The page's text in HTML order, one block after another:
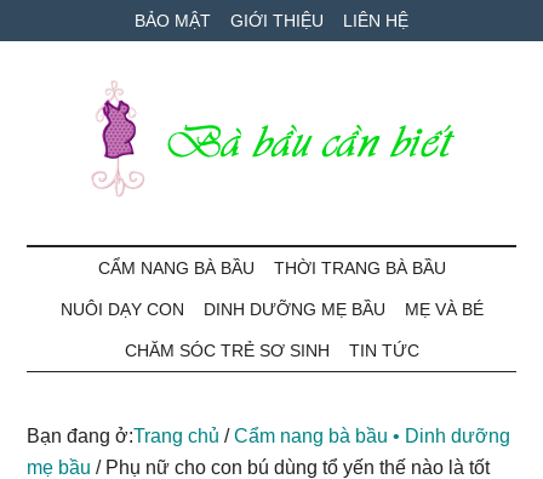
to
to
qua
BẢO MẬT GIỚI THIỆU LIÊN HỆ
Bà
Bầu
Cần
Biết
bé
CẨM NANG BÀ BẦU THỜI TRANG BÀ BẦU
NUÔI DẠY CON DINH DƯỠNG MẸ BẦU MẸ VÀ BÉ
CHĂM SÓC TRẺ SƠ SINH TIN TỨC
Bạn đang ở:Trang chủ / Cẩm nang bà bầu • Dinh dưỡng
mẹ bầu /Phụ nữ cho con bú dùng tổ yến thế nào là tốt